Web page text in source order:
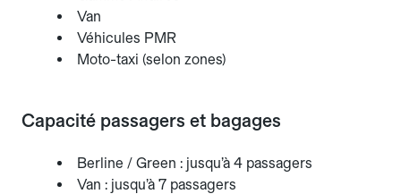
Van
Véhicules PMR
Moto-taxi (selon zones)
Capacité passagers et bagages
Berline / Green : jusqu’à 4 passagers
Van : jusqu’à 7 passagers